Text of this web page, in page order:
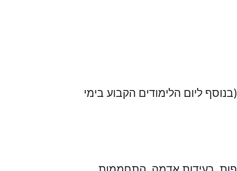
ליום הלימודים הקבוע בימי